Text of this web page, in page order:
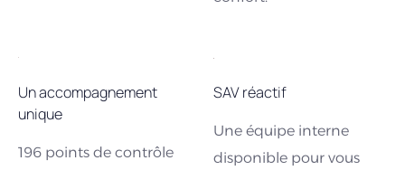
Un accompagnement
unique
196 points de contrôle
SAV réactif
Une équipe interne
disponible pour vous